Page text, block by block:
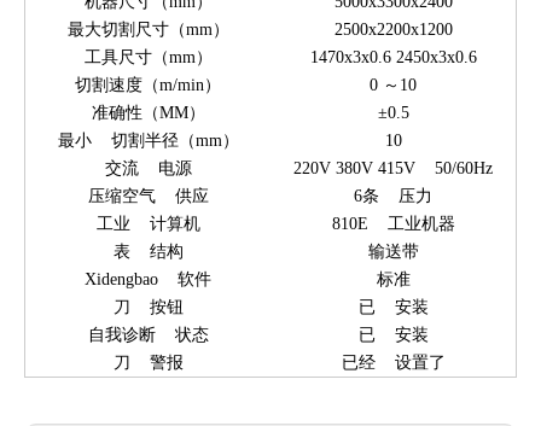
最大切割尺寸（mm）
2500x2200x1200
工具尺寸（mm）
1470x3x0.6 2450x3x0.6
切割速度（m/min）
0 ～10
准确性（MM）
±0.5
最小 切割半径（mm）
10
交流 电源
220V 380V 415V 50/60Hz
压缩空气 供应
6条 压力
工业 计算机
810E 工业机器
表 结构
输送带
Xidengbao 软件
标准
刀 按钮
已 安装
自我诊断 状态
已 安装
刀 警报
已经 设置了